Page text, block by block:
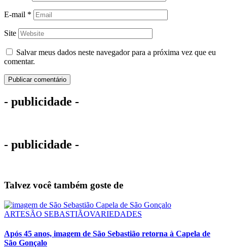
E-mail *
Site
Salvar meus dados neste navegador para a próxima vez que eu
comentar.
- publicidade -
- publicidade -
Talvez você também goste de
ARTESÃO SEBASTIÃOVARIEDADES
Após 45 anos, imagem de São Sebastião retorna à Capela de
São Gonçalo